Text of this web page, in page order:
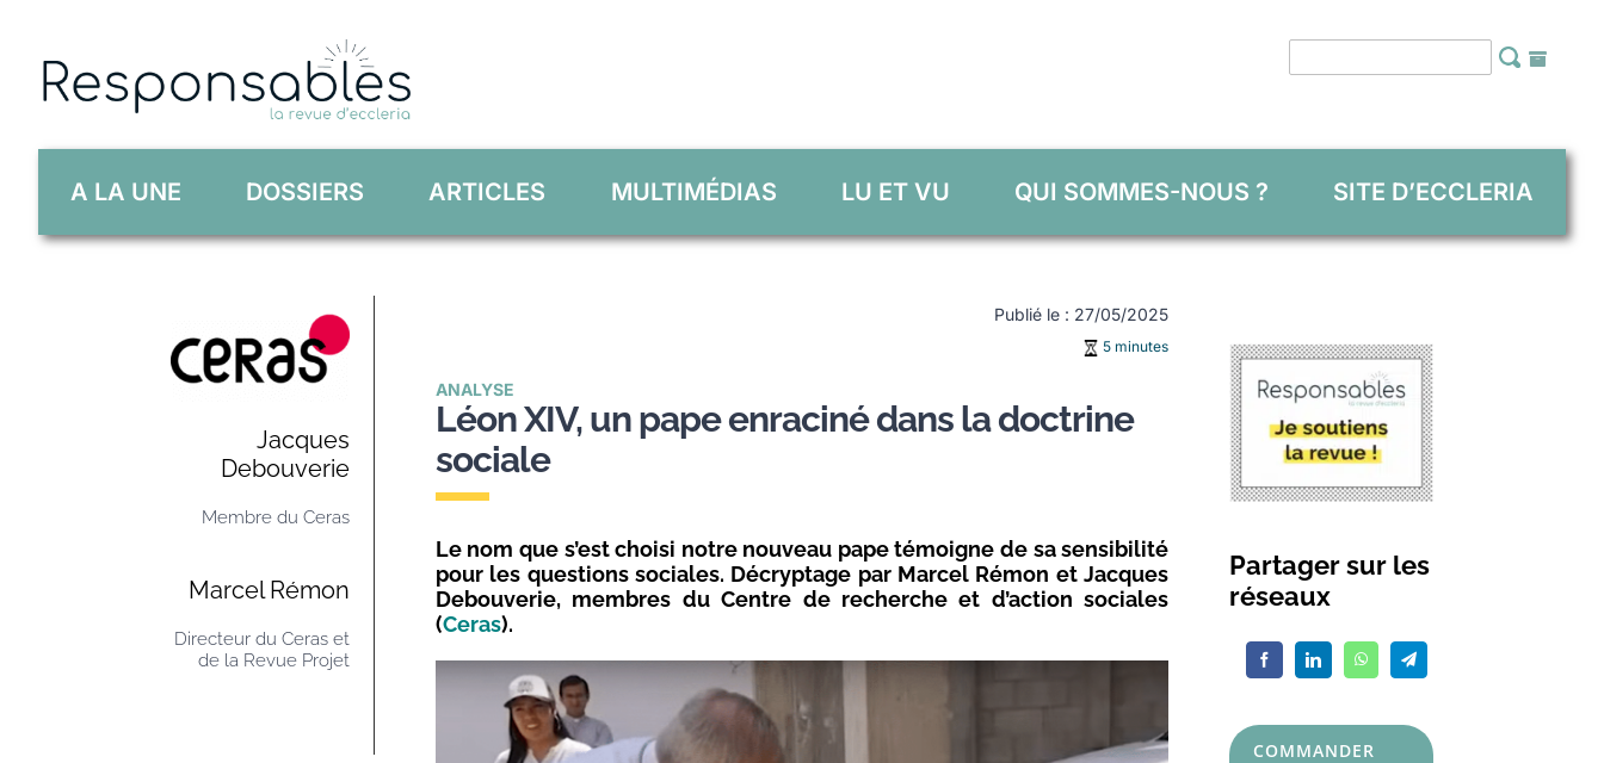
content
A LA UNE DOSSIERS ARTICLES MULTIMÉDIAS LU ET VU QUI SOMMES-NOUS ? SITE D’ECCLERIA
Jacques
Debouverie
Membre du Ceras
Marcel Rémon
Directeur du Ceras et
de la Revue Projet
Publié le : 27/05/2025
5 minutes
ANALYSE
Léon XIV, un pape enraciné dans la doctrine
sociale
Le nom que s’est choisi notre nouveau pape témoigne de sa sensibilité
pour les questions sociales. Décryptage par Marcel Rémon et Jacques
Debouverie, membres du Centre de recherche et d’action sociales
(Ceras).
Partager sur les
réseaux
COMMANDER